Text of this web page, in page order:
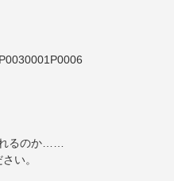
るのか……
い。